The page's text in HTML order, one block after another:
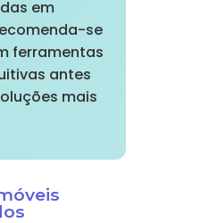
em
se
ferramentas
antes
mais